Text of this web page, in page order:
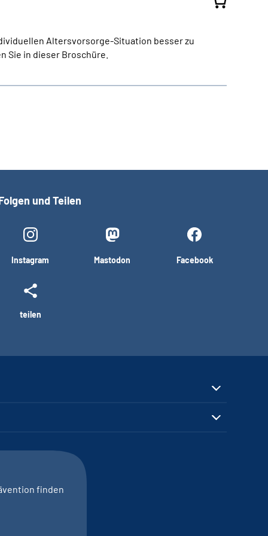
Altersvorsorge-Situation besser zu
Sie in dieser Broschüre.
und Teilen
Instagram Mastodon Facebook
teilen
finden